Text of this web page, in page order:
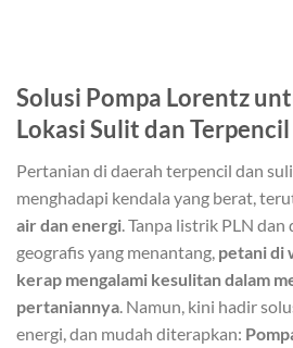
Solusi Pompa Lorentz
Lokasi Sulit dan Terpencil
Pertanian di daerah terpencil dan
menghadapi kendala yang berat,
air dan energi. Tanpa listrik PLN dan
geografis yang menantang, petani di
kerap mengalami kesulitan dalam
pertaniannya. Namun, kini hadir
energi, dan mudah diterapkan: